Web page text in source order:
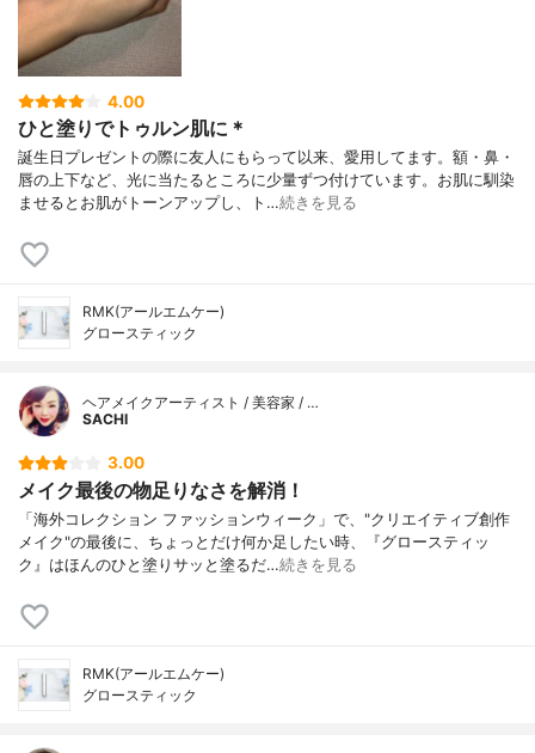
4.00
ひと塗りでトゥルン肌に＊
誕生日プレゼントの際に友人にもらって以来、愛用してます。額・鼻・
唇の上下など、光に当たるところに少量ずつ付けています。お肌に馴染
ませるとお肌がトーンアップし、ト…続きを見る
RMK(アールエムケー)
グロースティック
ヘアメイクアーティスト / 美容家 / …
SACHI
3.00
メイク最後の物足りなさを解消！
「海外コレクション ファッションウィーク」で、"クリエイティブ創作
メイク"の最後に、ちょっとだけ何か足したい時、『グロースティッ
ク』はほんのひと塗りサッと塗るだ…続きを見る
RMK(アールエムケー)
グロースティック